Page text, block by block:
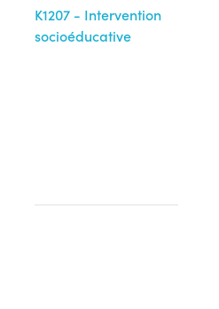
K1207 - Intervention
socioéducative